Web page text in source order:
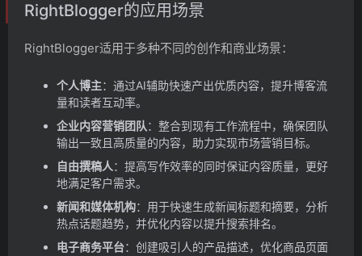
RightBlogger的应用场景
RightBlogger适用于多种不同的创作和商业场景：
个人博主：通过AI辅助快速产出优质内容，提升博客流
量和读者互动率。
企业内容营销团队：整合到现有工作流程中，确保团队
输出一致且高质量的内容，助力实现市场营销目标。
自由撰稿人：提高写作效率的同时保证内容质量，更好
地满足客户需求。
新闻和媒体机构：用于快速生成新闻标题和摘要，分析
热点话题趋势，并优化内容以提升搜索排名。
电子商务平台：创建吸引人的产品描述，优化商品页面